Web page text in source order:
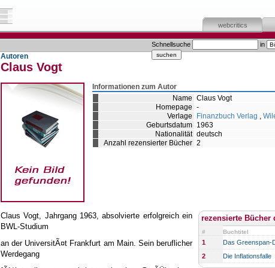
webcritics
Schnellsuche in
Autoren
Claus Vogt
Informationen zum Autor
Name Claus Vogt
Homepage -
Verlage
Finanzbuch Verlag ,
Geburtsdatum 1963
Nationalität deutsch
Anzahl rezensierter Bücher 2
rezensierte Bücher
# Buchtitel
1
Das Greenspan-
2
Die Inflationsfalle
Claus Vogt, Jahrgang 1963, absolvierte erfolgreich ein
BWL-Studium
an der UniversitÃ¤t Frankfurt am Main. Sein beruflicher
Werdegang